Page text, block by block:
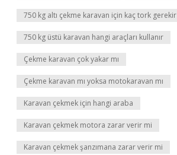
750 kg altı çekme karavan için kaç tork gerekir
750 kg üstü karavan hangi araçları kullanır
Çekme karavan çok yakar mı
Çekme karavan mı yoksa motokaravan mı
Karavan çekmek için hangi araba
Karavan çekmek motora zarar verir mi
Karavan çekmek şanzımana zarar verir mi